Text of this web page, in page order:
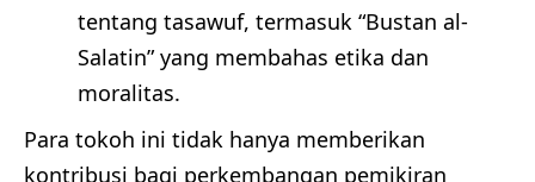
tentang tasawuf, termasuk “Bustan al-
Salatin” yang membahas etika dan
moralitas.
Para tokoh ini tidak hanya memberikan
kontribusi bagi perkembangan pemikiran